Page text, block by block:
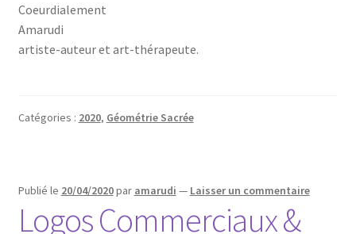
Coeurdialement
Amarudi
artiste-auteur et art-thérapeute.
Catégories : 2020, Géométrie Sacrée
Publié le 20/04/2020par amarudi — Laisser un commentaire
Logos Commerciaux &